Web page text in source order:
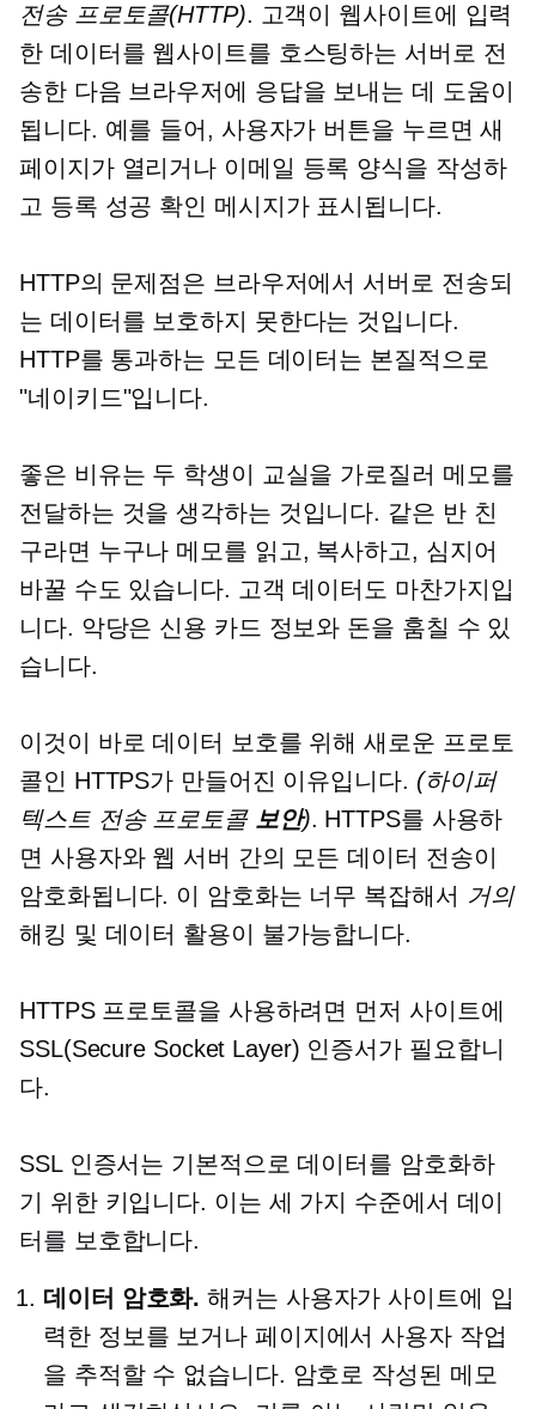
전송 프로토콜(HTTP). 고객이 웹사이트에 입력
한 데이터를 웹사이트를 호스팅하는 서버로 전
송한 다음 브라우저에 응답을 보내는 데 도움이
됩니다. 예를 들어, 사용자가 버튼을 누르면 새
페이지가 열리거나 이메일 등록 양식을 작성하
고 등록 성공 확인 메시지가 표시됩니다.
HTTP의 문제점은 브라우저에서 서버로 전송되
는 데이터를 보호하지 못한다는 것입니다.
HTTP를 통과하는 모든 데이터는 본질적으로
"네이키드"입니다.
좋은 비유는 두 학생이 교실을 가로질러 메모를
전달하는 것을 생각하는 것입니다. 같은 반 친
구라면 누구나 메모를 읽고, 복사하고, 심지어
바꿀 수도 있습니다. 고객 데이터도 마찬가지입
니다. 악당은 신용 카드 정보와 돈을 훔칠 수 있
습니다.
이것이 바로 데이터 보호를 위해 새로운 프로토
콜인 HTTPS가 만들어진 이유입니다. (하이퍼
텍스트 전송 프로토콜 보안). HTTPS를 사용하
면 사용자와 웹 서버 간의 모든 데이터 전송이
암호화됩니다. 이 암호화는 너무 복잡해서 거의
해킹 및 데이터 활용이 불가능합니다.
HTTPS 프로토콜을 사용하려면 먼저 사이트에
SSL(Secure Socket Layer) 인증서가 필요합니
다.
SSL 인증서는 기본적으로 데이터를 암호화하
기 위한 키입니다. 이는 세 가지 수준에서 데이
터를 보호합니다.
데이터 암호화. 해커는 사용자가 사이트에 입
력한 정보를 보거나 페이지에서 사용자 작업
을 추적할 수 없습니다. 암호로 작성된 메모